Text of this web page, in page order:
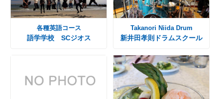
各種英語コース
語学学校 SCジオス
Takanori Niida Drum
新井田孝則ドラムスクール